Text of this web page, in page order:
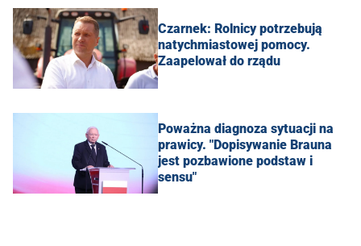
Czarnek: Rolnicy potrzebują
natychmiastowej pomocy.
Zaapelował do rządu
Poważna diagnoza sytuacji na
prawicy. "Dopisywanie Brauna
jest pozbawione podstaw i
sensu"